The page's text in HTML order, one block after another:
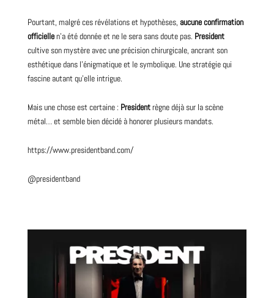
Pourtant, malgré ces révélations et hypothèses, aucune confirmation
officiellen’a été donnée et ne le sera sans doute pas. President
cultive son mystère avec une précision chirurgicale, ancrant son
esthétique dans l’énigmatique et le symbolique. Une stratégie qui
fascine autant qu’elle intrigue.
Mais une chose est certaine : Presidentrègne déjà sur la scène
métal… et semble bien décidé à honorer plusieurs mandats.
https://www.presidentband.com/
@presidentband